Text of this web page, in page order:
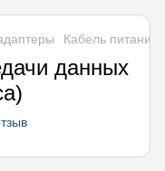
Кабель
данных